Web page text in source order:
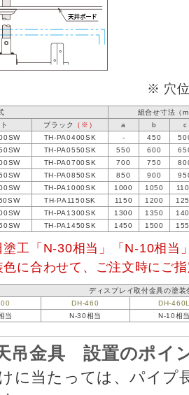
※ 穴
組合せ寸法（
ブラック （※） a b
c
TH-PA0400SK - 450
TH-PA0550SK 550 600
TH-PA0700SK 700 750
TH-PA0850SK 850 900
TH-PA1000SK 1000 1050
TH-PA1150SK 1150 1200
TH-PA1300SK 1300 1350
TH-PA1450SK 1450 1500
工「N-30相当」「N-10相当
に合わせて、ご注文時にご
ディスプレイ取付金具の塗装
DH-460
DH-
当 N-30相当 N-10相
吊金具 設置のポイ
に当たっては、パイプ